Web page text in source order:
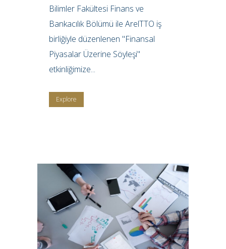
Bilimler Fakültesi Finans ve
Bankacılık Bölümü ile ArelTTO iş
birliğiyle düzenlenen "Finansal
Piyasalar Üzerine Söyleşi"
etkinliğimize...
Explore